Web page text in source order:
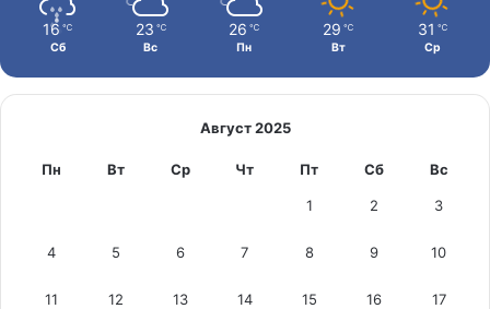
16 ℃
Сб
23 ℃
Вс
26 ℃
Пн
29 ℃
Вт
31 ℃
Ср
Август 2025
Пн Вт Ср Чт Пт Сб Вс
1 2 3
4 5 6 7 8 9 10
11 12 13 14 15 16 17